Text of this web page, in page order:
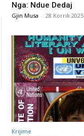
Nga: Ndue Dedaj
Gjin Musa - 28 Korrik 2025
Krijime